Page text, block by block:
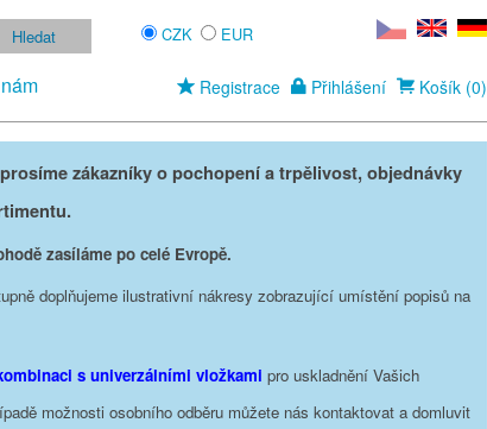
CZK EUR
Registrace Přihlášení Košík (0)
zákazníky o pochopení a trpělivost, objednávky
zasíláme po celé Evropě.
doplňujeme ilustrativní nákresy zobrazující umístění popisů na
s univerzálními vložkami pro uskladnění Vašich
možnosti osobního odběru můžete nás kontaktovat a domluvit